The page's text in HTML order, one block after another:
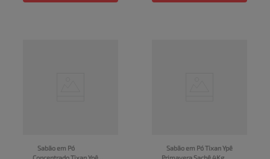
Sabão em Pó
Concentrado Tixan Ypê
Sabão em Pó Tixan Ypê
Primavera Sachê 4Kg